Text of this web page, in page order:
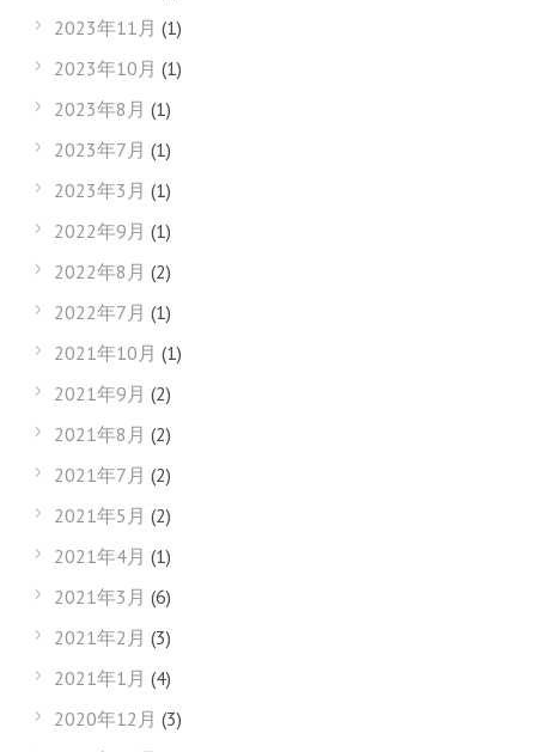
2023年11月 (1)
2023年10月 (1)
2023年8月 (1)
2023年7月 (1)
2023年3月 (1)
2022年9月 (1)
2022年8月 (2)
2022年7月 (1)
2021年10月 (1)
2021年9月 (2)
2021年8月 (2)
2021年7月 (2)
2021年5月 (2)
2021年4月 (1)
2021年3月 (6)
2021年2月 (3)
2021年1月 (4)
2020年12月 (3)